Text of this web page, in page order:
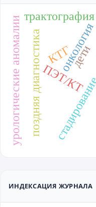
ПЭТ/КТ
стадирование
онкология
трактография
дети
урологические аномалиипоздняя диагностика КТГ
ИНДЕКСАЦИЯ ЖУРНАЛА